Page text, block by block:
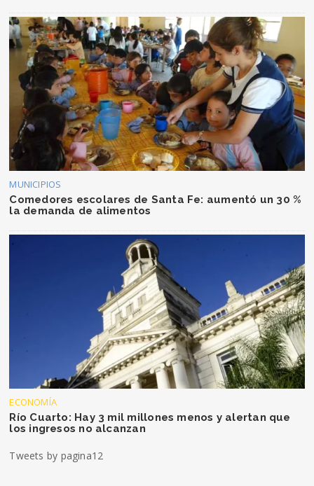
MUNICIPIOS
Comedores escolares de Santa Fe: aumentó un 30 %
la demanda de alimentos
ECONOMÍA
Río Cuarto: Hay 3 mil millones menos y alertan que
los ingresos no alcanzan
Tweets by pagina12